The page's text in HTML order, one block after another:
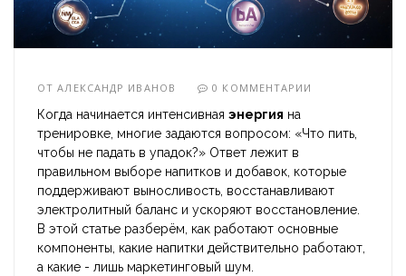
ОТАЛЕКСАНДР ИВАНОВ 0 КОММЕНТАРИИ
Когда начинается интенсивная энергия на
тренировке, многие задаются вопросом: «Что пить,
чтобы не падать в упадок?» Ответ лежит в
правильном выборе напитков и добавок, которые
поддерживают выносливость, восстанавливают
электролитный баланс и ускоряют восстановление.
В этой статье разберём, как работают основные
компоненты, какие напитки действительно работают,
а какие - лишь маркетинговый шум.